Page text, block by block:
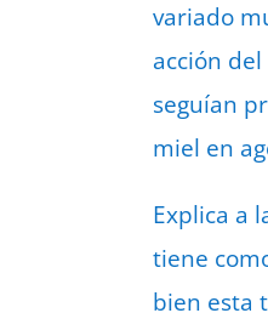
variado
acción
seguían
miel en
Explica a
tiene
bien esta